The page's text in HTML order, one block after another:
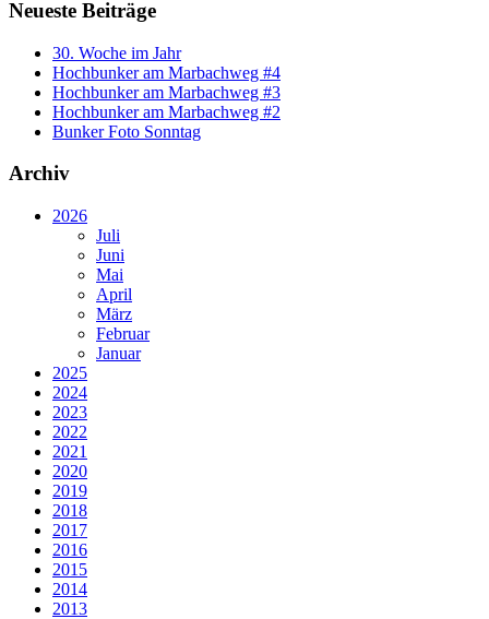
Neueste Beiträge
30. Woche im Jahr
Hochbunker am Marbachweg #4
Hochbunker am Marbachweg #3
Hochbunker am Marbachweg #2
Bunker Foto Sonntag
Archiv
2026
Juli
Juni
Mai
April
März
Februar
Januar
2025
2024
2023
2022
2021
2020
2019
2018
2017
2016
2015
2014
2013